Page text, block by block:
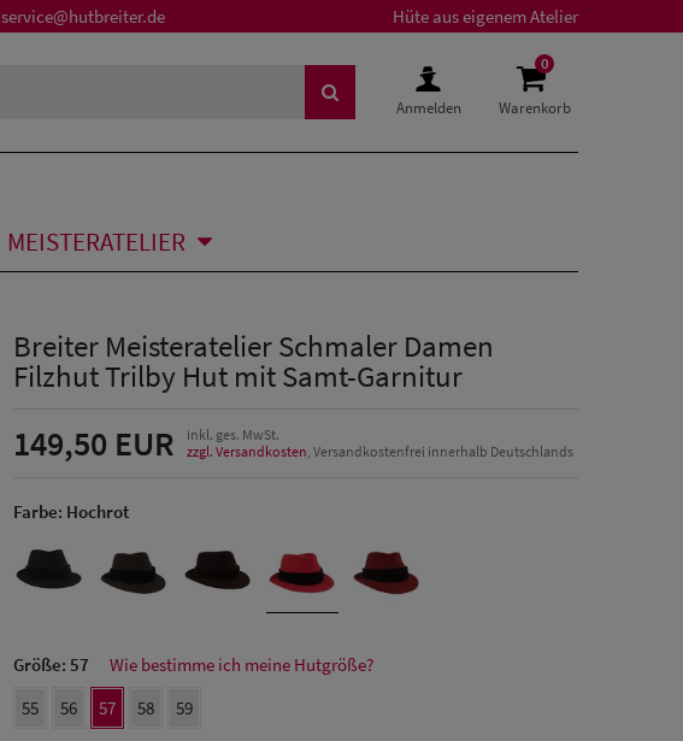
service@hutbreiter.de Hüte aus eigenem Atelier
Anmelden
0
Warenkorb
MEISTERATELIER
Breiter Meisteratelier Schmaler Damen
Filzhut Trilby Hut mit Samt-Garnitur
149,50 EUR
inkl. ges. MwSt.
zzgl. Versandkosten, Versandkostenfrei innerhalb Deutschlands
Farbe: Hochrot
Größe: 57
Wie bestimme ich meine Hutgröße?
55
56 57 58 59